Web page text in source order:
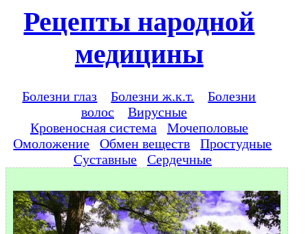
Рецепты народной
медицины
Болезни глаз Болезни ж.к.т.
Болезни
волос
Вирусные
Кровеносная система
Мочеполовые
Омоложение
Обмен веществ
Простудные
Суставные
Сердечные